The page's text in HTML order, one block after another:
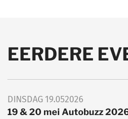
EERDERE
DINSDAG 19.052026
19 & 20 mei Autobuzz